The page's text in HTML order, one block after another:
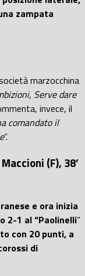
zampata
marzocchina
Serve dare
invece, il
comandato il
”.
(F), 38’
e ora inizia
2-1 al “Paolinelli”
con 20 punti, a
di